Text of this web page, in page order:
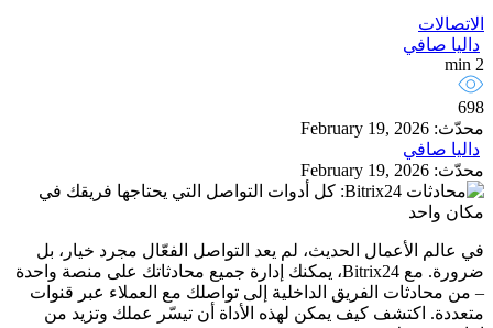
الاتصالات
داليا صافي
2 min
698
محدّث: February 19, 2026
داليا صافي
محدّث: February 19, 2026
في عالم الأعمال الحديث، لم يعد التواصل الفعّال مجرد خيار، بل
ضرورة. مع Bitrix24، يمكنك إدارة جميع محادثاتك على منصة واحدة
– من محادثات الفريق الداخلية إلى تواصلك مع العملاء عبر قنوات
متعددة. اكتشف كيف يمكن لهذه الأداة أن تيسّر عملك وتزيد من